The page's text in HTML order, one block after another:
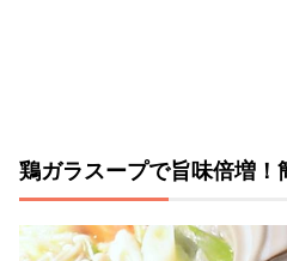
鶏ガラスープで旨味倍増！